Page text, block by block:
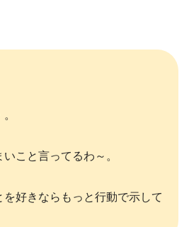
こと言ってるわ～。
を好きならもっと行動で示して